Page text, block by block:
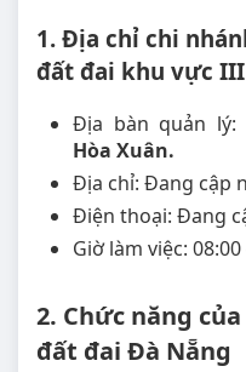
1. Địa chỉ chi
đất đai khu vực
Địa bàn quản lý:
Hòa Xuân.
Địa chỉ: Đang cập
Điện thoại: Đang
Giờ làm việc: 08:00
2. Chức năng
đất đai Đà Nẵng